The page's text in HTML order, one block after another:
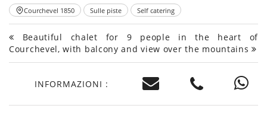
Courchevel 1850 Sulle piste Self catering
Beautiful chalet for 9 people in the heart of
Courchevel, with balcony and view over the mountains
INFORMAZIONI :